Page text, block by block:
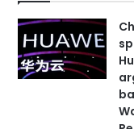
b
o
o
e
d
I
n